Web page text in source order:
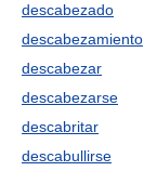
descabezado
descabezamiento
descabezar
descabezarse
descabritar
descabullirse